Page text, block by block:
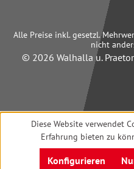
Alle Preise inkl. gesetzl.
nicht
© 2026 Walhalla u.
Diese Website verwendet
Erfahrung bieten zu
Konfigurieren